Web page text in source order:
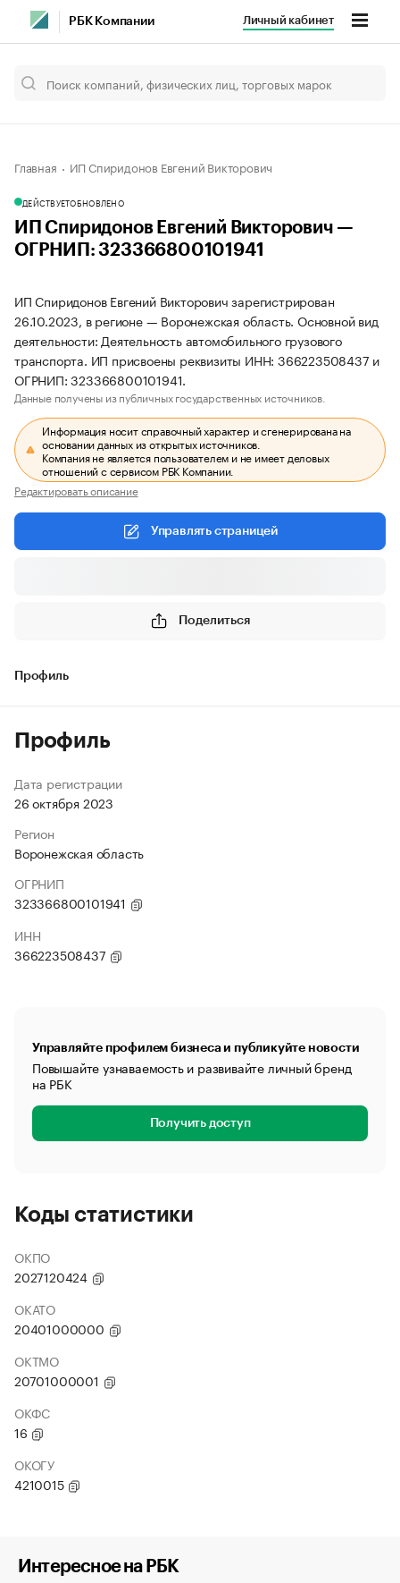
РБК Компании Личный кабинет
Главная ИП Спиридонов Евгений Викторович
ДЕЙСТВУЕТОБНОВЛЕНО
ИП Спиридонов Евгений Викторович —
ОГРНИП: 323366800101941
ИП Спиридонов Евгений Викторович зарегистрирован
26.10.2023, в регионе — Воронежская область. Основной вид
деятельности: Деятельность автомобильного грузового
транспорта. ИП присвоены реквизиты ИНН: 366223508437 и
ОГРНИП: 323366800101941.
Данные получены из публичных государственных источников.
Информация носит справочный характер и сгенерирована на
основании данных из открытых источников.
Компания не является пользователем и не имеет деловых
отношений с сервисом РБК Компании.
Редактировать описание
Управлять страницей
Поделиться
Профиль
Профиль
Дата регистрации
26 октября 2023
Регион
Воронежская область
ОГРНИП
323366800101941
ИНН
366223508437
Управляйте профилем бизнеса и публикуйте новости
Повышайте узнаваемость и развивайте личный бренд
на РБК
Получить доступ
Коды статистики
ОКПО
2027120424
ОКАТО
20401000000
ОКТМО
20701000001
ОКФС
16
ОКОГУ
4210015
Интересное на РБК